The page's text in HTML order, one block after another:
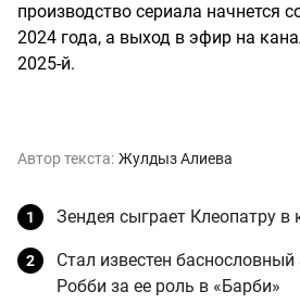
производство сериала начнется
2024 года, а выход в эфир на
2025-й.
Автор текста: Жулдыз Алиева
Зендея сыграет Клеопатру в
Стал известен
Робби за ее роль в «Барби»